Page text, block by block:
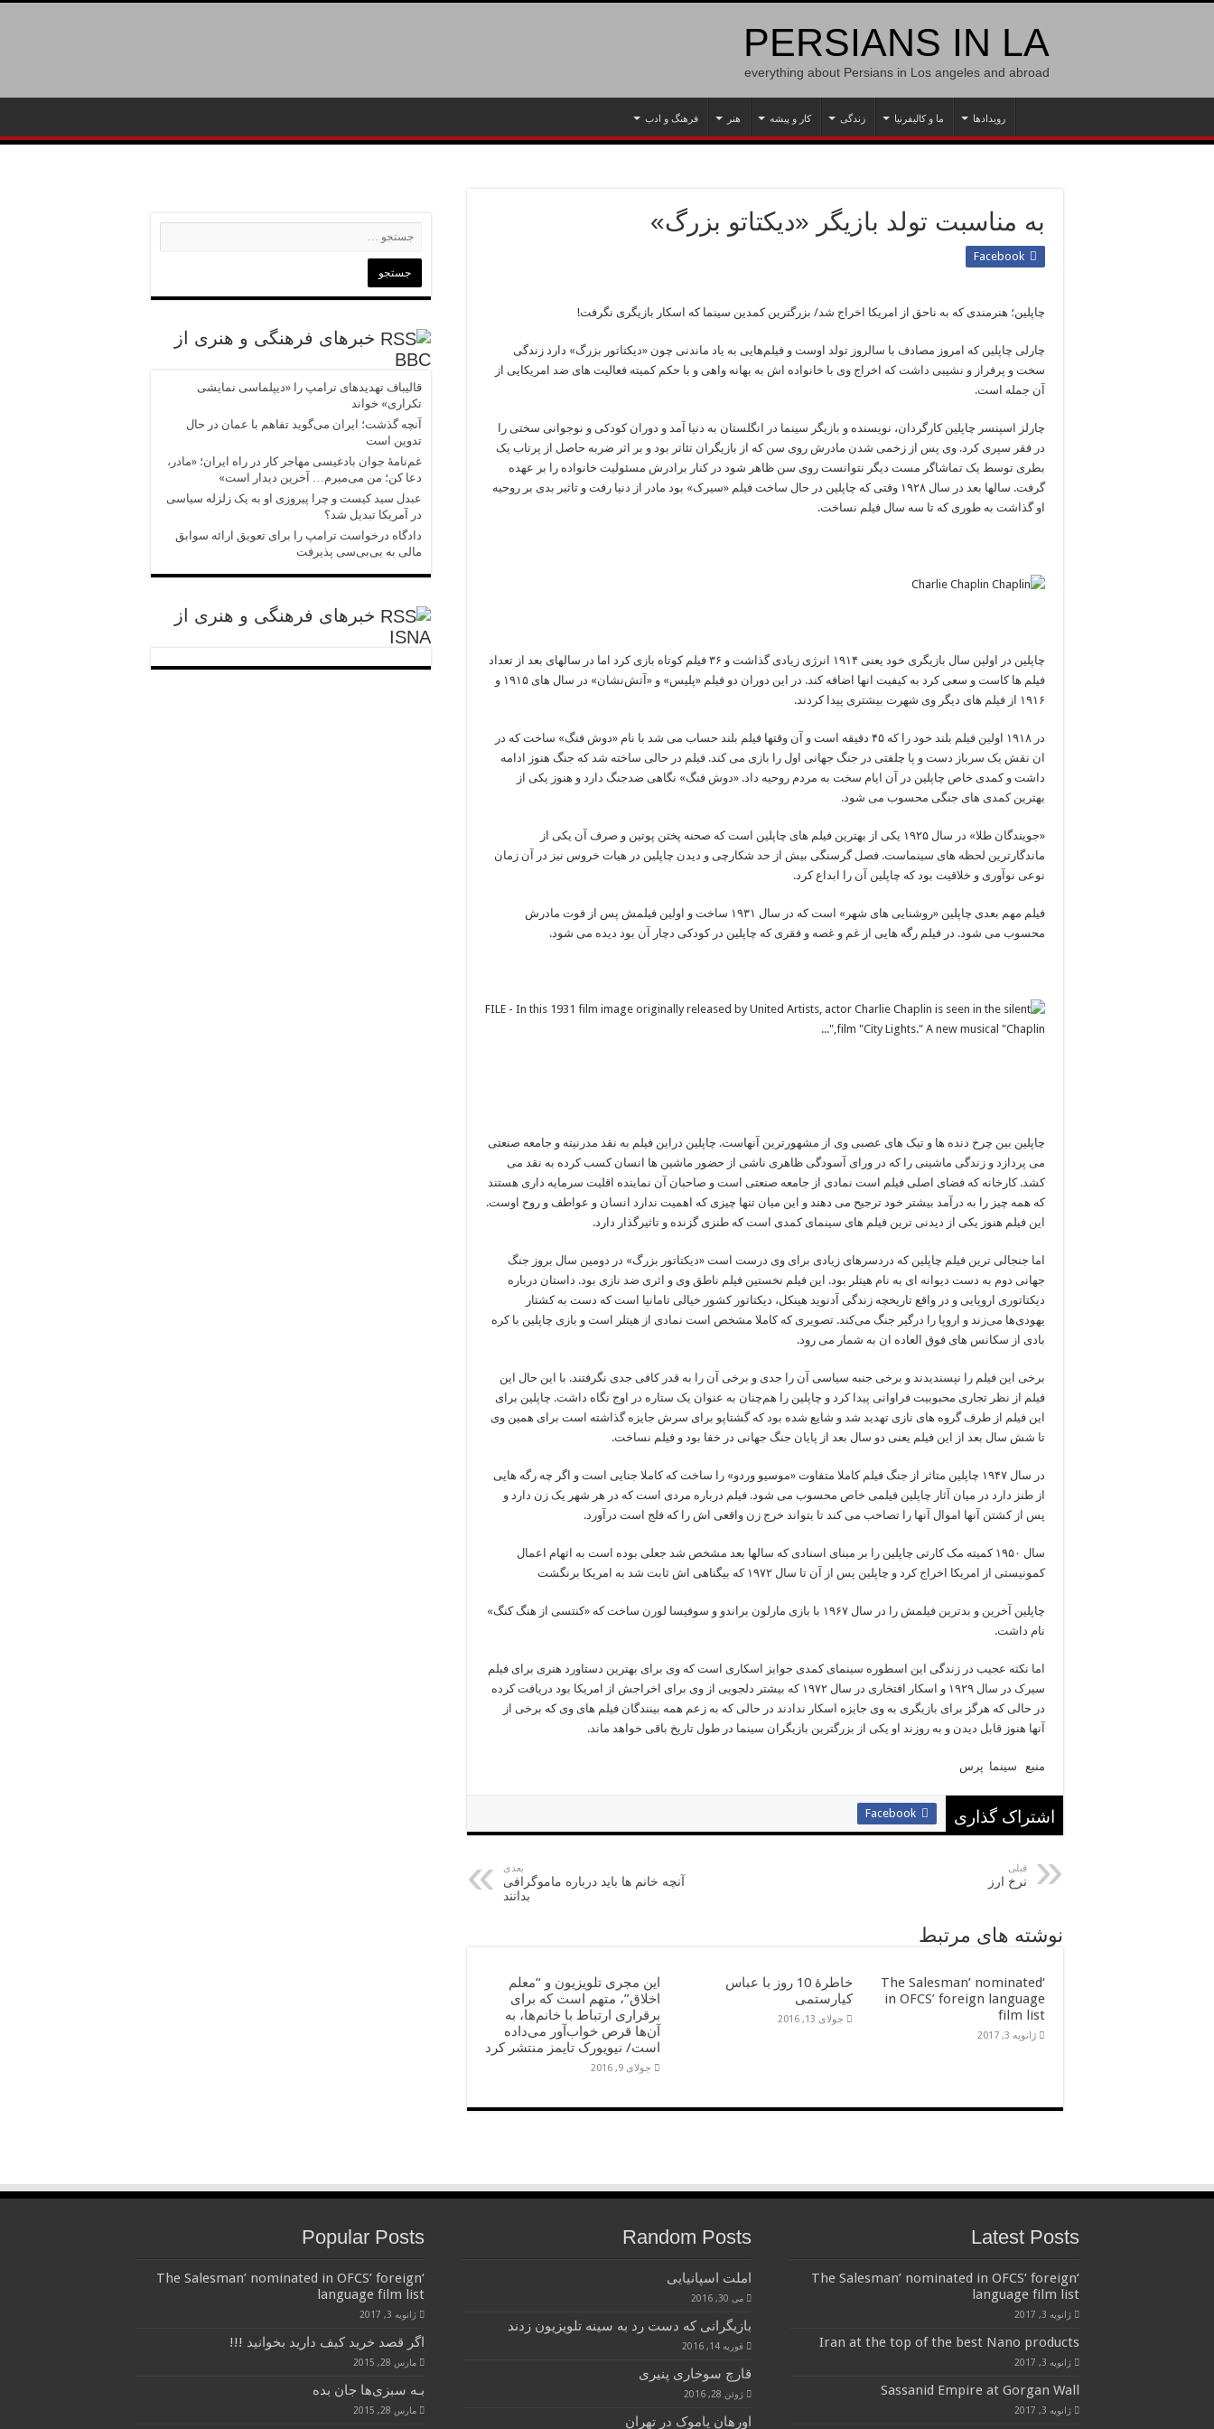
PERSIANS IN LA
everything about Persians in Los angeles and abroad
رویدادها ما و کالیفرنیا زندگی کار و پیشه هنر فرهنگ و ادب
به مناسبت تولد بازیگر «دیکتاتو بزرگ»
Facebook
چاپلین؛ هنرمندی که به ناحق از امریکا اخراج شد/ بزرگترین کمدین سینما که اسکار بازیگری نگرفت!
چارلی چاپلین که امروز مصادف با سالروز تولد اوست و فیلم‌هایی به یاد ماندنی چون «دیکتاتور بزرگ» دارد زندگی
سخت و پرفراز و نشیبی داشت که اخراج وی با خانواده اش به بهانه واهی و با حکم کمیته فعالیت های ضد امریکایی از
آن جمله است.
چارلز اسپنسر چاپلین کارگردان، نویسنده و بازیگر سینما در انگلستان به دنیا آمد و دوران کودکی و نوجوانی سختی را
در فقر سپری کرد. وی پس از زخمی شدن مادرش روی سن که از بازیگران تئاتر بود و بر اثر ضربه حاصل از پرتاب یک
بطری توسط یک تماشاگر مست دیگر نتوانست روی سن ظاهر شود در کنار برادرش مسئولیت خانواده را بر عهده
گرفت. سالها بعد در سال ۱۹۲۸ وقتی که چاپلین در حال ساخت فیلم «سیرک» بود مادر از دنیا رفت و تاثیر بدی بر روحیه
او گذاشت به طوری که تا سه سال فیلم نساخت.
چاپلین در اولین سال بازیگری خود یعنی ۱۹۱۴ انرژی زیادی گذاشت و ۳۶ فیلم کوتاه بازی کرد اما در سالهای بعد از تعداد
فیلم ها کاست و سعی کرد به کیفیت انها اضافه کند. در این دوران دو فیلم «پلیس» و «آتش‌نشان» در سال های ۱۹۱۵ و
۱۹۱۶ از فیلم های دیگر وی شهرت بیشتری پیدا کردند.
در ۱۹۱۸ اولین فیلم بلند خود را که ۴۵ دقیقه است و آن وقتها فیلم بلند حساب می شد با نام «دوش فنگ» ساخت که در
ان نقش یک سرباز دست و پا چلفتی در جنگ جهانی اول را بازی می کند. فیلم در حالی ساخته شد که جنگ هنوز ادامه
داشت و کمدی خاص چاپلین در آن ایام سخت به مردم روحیه داد. «دوش فنگ» نگاهی ضدجنگ دارد و هنوز یکی از
بهترین کمدی های جنگی محسوب می شود.
«جویندگان طلا» در سال ۱۹۲۵ یکی از بهترین فیلم های چاپلین است که صحنه پختن پوتین و صرف آن یکی از
ماندگارترین لحظه های سینماست. فصل گرسنگی بیش از حد شکارچی و دیدن چاپلین در هیات خروس نیز در آن زمان
نوعی نوآوری و خلاقیت بود که چاپلین آن را ابداع کرد.
فیلم مهم بعدی چاپلین «روشنایی های شهر» است که در سال ۱۹۳۱ ساخت و اولین فیلمش پس از فوت مادرش
محسوب می شود. در فیلم رگه هایی از غم و غصه و فقری که چاپلین در کودکی دچار آن بود دیده می شود.
چاپلین بین چرخ دنده ها و تیک های عصبی وی از مشهورترین آنهاست. چاپلین دراین فیلم به نقد مدرنیته و جامعه صنعتی
می پردازد و زندگی ماشینی را که در ورای آسودگی ظاهری ناشی از حضور ماشین ها انسان کسب کرده به نقد می
کشد. کارخانه که فضای اصلی فیلم است نمادی از جامعه صنعتی است و صاحبان آن نماینده اقلیت سرمایه داری هستند
که همه چیز را به درآمد بیشتر خود ترجیح می دهند و این میان تنها چیزی که اهمیت ندارد انسان و عواطف و روح اوست.
این فیلم هنوز یکی از دیدنی ترین فیلم های سینمای کمدی است که طنزی گزنده و تاثیرگذار دارد.
اما جنجالی ترین فیلم چاپلین که دردسرهای زیادی برای وی درست است «دیکتاتور بزرگ» در دومین سال بروز جنگ
جهانی دوم به دست دیوانه ای به نام هیتلر بود. این فیلم نخستین فیلم ناطق وی و اثری ضد نازی بود. داستان درباره
دیکتاتوری اروپایی و در واقع تاریخچه زندگی آدنوید هینکل، دیکتاتور کشور خیالی تامانیا است که دست به کشتار
یهودی‌ها می‌زند و اروپا را درگیر جنگ می‌کند. تصویری که کاملا مشخص است نمادی از هیتلر است و بازی چاپلین با کره
بادی از سکانس های فوق العاده ان به شمار می رود.
برخی این فیلم را نپسندیدند و برخی جنبه سیاسی آن را جدی و برخی آن را به قدر کافی جدی نگرفتند. با این حال این
فیلم از نظر تجاری محبوبیت فراوانی پیدا کرد و چاپلین را هم‌چنان به عنوان یک ستاره در اوج نگاه داشت. چاپلین برای
این فیلم از طرف گروه های نازی تهدید شد و شایع شده بود که گشتاپو برای سرش جایزه گذاشته است برای همین وی
تا شش سال بعد از این فیلم یعنی دو سال بعد از پایان جنگ جهانی در خفا بود و فیلم نساخت.
در سال ۱۹۴۷ چاپلین متاثر از جنگ فیلم کاملا متفاوت «موسیو وردو» را ساخت که کاملا جنایی است و اگر چه رگه هایی
از طنز دارد در میان آثار چاپلین فیلمی خاص محسوب می شود. فیلم درباره مردی است که در هر شهر یک زن دارد و
پس از کشتن آنها اموال آنها را تصاحب می کند تا بتواند خرج زن واقعی اش را که فلج است درآورد.
سال ۱۹۵۰ کمیته مک کارتی چاپلین را بر مبنای اسنادی که سالها بعد مشخص شد جعلی بوده است به اتهام اعمال
کمونیستی از امریکا اخراج کرد و چاپلین پس از آن تا سال ۱۹۷۲ که بیگناهی اش ثابت شد به امریکا برنگشت
چاپلین آخرین و بدترین فیلمش را در سال ۱۹۶۷ با بازی مارلون براندو و سوفیسا لورن ساخت که «کنتسی از هنگ کنگ»
نام داشت.
اما نکته عجیب در زندگی این اسطوره سینمای کمدی جوایز اسکاری است که وی برای بهترین دستاورد هنری برای فیلم
سیرک در سال ۱۹۲۹ و اسکار افتخاری در سال ۱۹۷۲ که بیشتر دلجویی از وی برای اخراجش از امریکا بود دریافت کرده
در حالی که هرگز برای بازیگری به وی جایزه اسکار ندادند در حالی که به زعم همه بینندگان فیلم های وی که برخی از
آنها هنوز قابل دیدن و به روزند او یکی از بزرگترین بازیگران سینما در طول تاریخ باقی خواهد ماند.
منبع سینما پرس
اشتراک گذاری Facebook
قبلی
نرخ ارز
بعدی
آنچه خانم ها باید درباره ماموگرافی
بدانند
نوشته های مرتبط
‘The Salesman’ nominated
in OFCS’ foreign language
film list
ژانویه 3, 2017
خاطرۀ 10 روز با عباس
کیارستمی
جولای 13, 2016
این مجری تلویزیون و “معلم
اخلاق”، متهم است که برای
برقراری ارتباط با خانم‌ها، به
آن‌ها قرص خواب‌آور می‌داده
است/ نیویورک تایمز منتشر کرد
جولای 9, 2016
خبرهای فرهنگی و هنری از
BBC
قالیباف تهدیدهای ترامپ را «دیپلماسی نمایشی
تکراری» خواند
آنچه گذشت؛ ایران می‌گوید تفاهم با عمان در حال
تدوین است
غم‌نامهٔ جوان بادغیسی مهاجر کار در راه ایران؛ «مادر،
دعا کن؛ من می‌میرم… آخرین دیدار است»
عبدل سید کیست و چرا پیروزی‌ او به یک زلزله سیاسی
در آمریکا تبدیل شد؟
دادگاه درخواست ترامپ را برای تعویق ارائه سوابق
مالی به بی‌بی‌سی پذیرفت
خبرهای فرهنگی و هنری از
ISNA
Latest Posts
‘The Salesman’ nominated in OFCS’ foreign
language film list
ژانویه 3, 2017
Iran at the top of the best Nano products
ژانویه 3, 2017
Sassanid Empire at Gorgan Wall
ژانویه 3, 2017
Random Posts
املت اسپانیایی
می 30, 2016
بازیگرانی که دست رد به سینه تلویزیون زدند
فوریه 14, 2016
قارچ سوخاری پنیری
ژوئن 28, 2016
اورهان پاموک در تهران
Popular Posts
‘The Salesman’ nominated in OFCS’ foreign
language film list
ژانویه 3, 2017
اگر قصد خرید کیف دارید بخوانید !!!
مارس 28, 2015
بـه سبزی‌ها جان بده
مارس 28, 2015